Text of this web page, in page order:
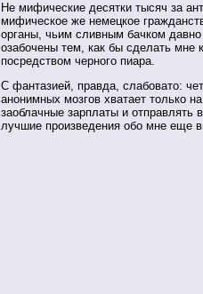
Не мифические десятки тысяч за
мифическое же немецкое
органы, чьим сливным бачком
озабочены тем, как бы сделать мне
посредством черного пиара.
С фантазией, правда, слабовато:
анонимных мозгов хватает только
заоблачные зарплаты и отправлять
лучшие произведения обо мне еще